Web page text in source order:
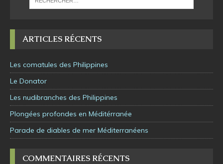
ARTICLES RÉCENTS
Les comatules des Philippines
Le Donator
Les nudibranches des Philippines
Plongées profondes en Méditérranée
Parade de diables de mer Méditerranéens
COMMENTAIRES RÉCENTS